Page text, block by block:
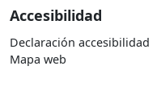
Accesibilidad
Declaración accesibilidad
Mapa web